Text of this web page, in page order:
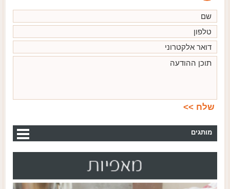
מותגים